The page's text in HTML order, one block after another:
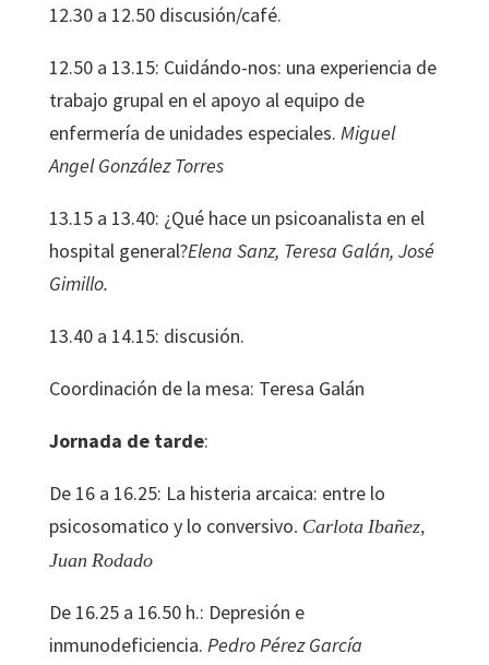
12.30 a 12.50 discusión/café.
12.50 a 13.15: Cuidándo-nos: una experiencia de
trabajo grupal en el apoyo al equipo de
enfermería de unidades especiales. Miguel
Angel González Torres
13.15 a 13.40: ¿Qué hace un psicoanalista en el
hospital general?Elena Sanz, Teresa Galán, José
Gimillo.
13.40 a 14.15: discusión.
Coordinación de la mesa: Teresa Galán
Jornada de tarde:
De 16 a 16.25: La histeria arcaica: entre lo
psicosomatico y lo conversivo. Carlota Ibañez,
Juan Rodado
De 16.25 a 16.50 h.: Depresión e
inmunodeficiencia. PedroPérez García